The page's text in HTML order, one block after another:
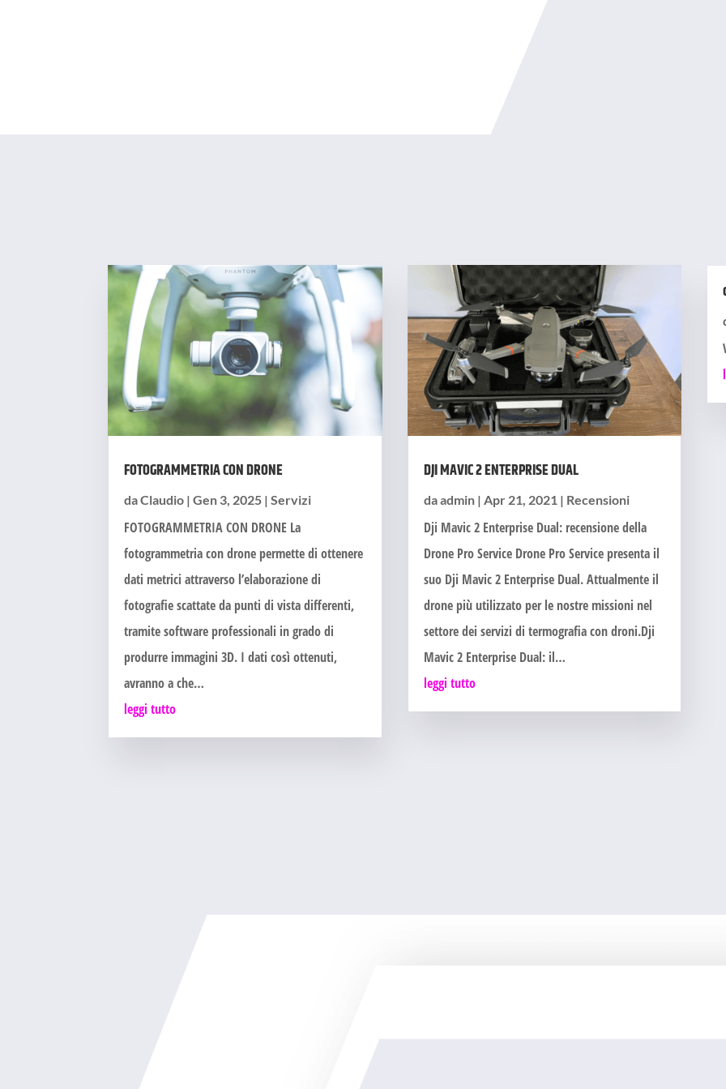
FOTOGRAMMETRIA CON DRONE
daClaudio |Gen 3, 2025 |Servizi
FOTOGRAMMETRIA CON DRONE La
fotogrammetria con drone permette di ottenere
dati metrici attraverso l’elaborazione di
fotografie scattate da punti di vista differenti,
tramite software professionali in grado di
produrre immagini 3D. I dati così ottenuti,
avranno a che…
leggi tutto
DJI MAVIC 2 ENTERPRISE DUAL
daadmin| Apr 21, 2021| Recensioni
Dji Mavic 2 Enterprise Dual: recensione della
Drone Pro Service Drone Pro Service presenta il
suo Dji Mavic 2 Enterprise Dual. Attualmente il
drone più utilizzato per le nostre missioni nel
settore dei servizi di termografia con droni.Dji
Mavic 2 Enterprise Dual: il…
leggi tutto